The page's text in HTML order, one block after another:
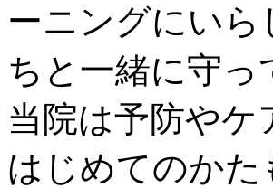
ーニングにい
ちと一緒に守
当院は予防や
はじめてのかた